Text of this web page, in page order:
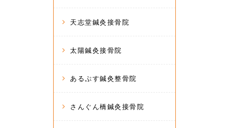
天志堂鍼灸接骨院
太陽鍼灸接骨院
あるぷす鍼灸整骨院
さんぐん橋鍼灸接骨院